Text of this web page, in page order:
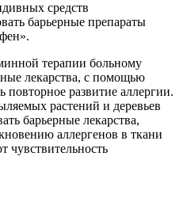
средств
барьерные препараты
терапии больному
лекарства, с помощью
развитие аллергии.
растений и деревьев
барьерные лекарства,
аллергенов в ткани
чувствительность